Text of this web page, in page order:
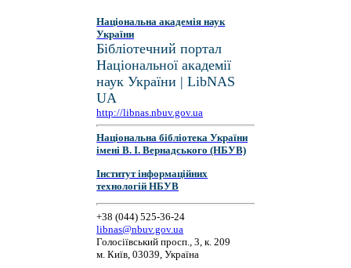
Національна академія наук
України
Бібліотечний портал
Національної академії
наук України | LibNAS
UA
http://libnas.nbuv.gov.ua
Національна бібліотека України
імені В. І. Вернадського (НБУВ)
Інститут інформаційних
технологій НБУВ
+38 (044) 525-36-24
libnas@nbuv.gov.ua
Голосіївський просп., 3, к. 209
м. Київ, 03039, Україна